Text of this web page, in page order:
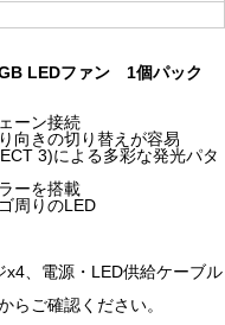
LEDファン 1個パック
ーン接続
向きの切り替えが容易
3)による多彩な発光パタ
ーを搭載
周りのLED
、電源・LED供給ケーブル
ご確認ください。